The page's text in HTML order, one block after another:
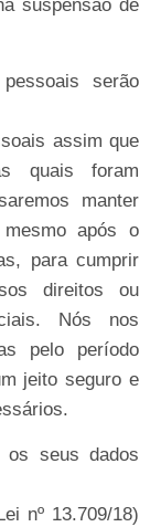
suspensão de
pessoais
serão
assim que
quais foram
manter
após o
para cumprir
direitos ou
Nós nos
pelo período
jeito seguro e
os seus dados
nº 13.709/18)